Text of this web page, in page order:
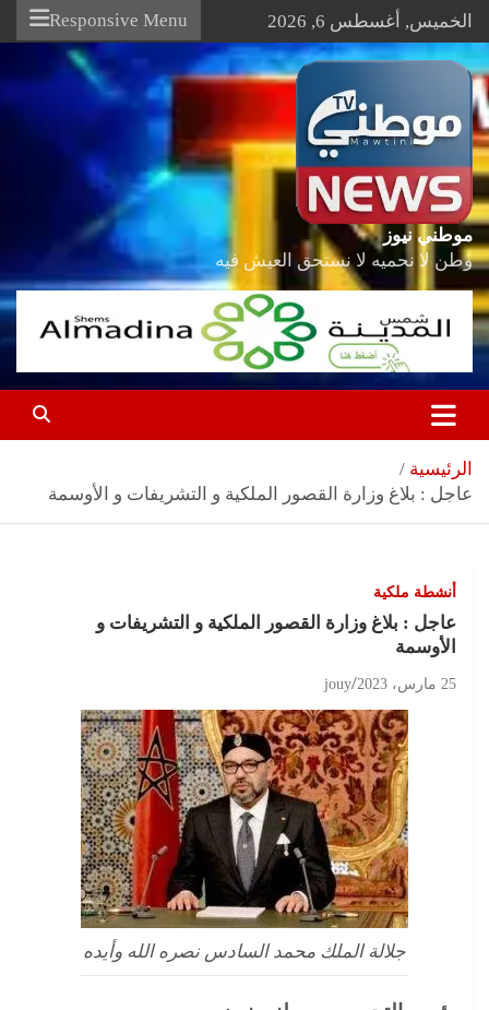
Skip
content
الخميس, أغسطس 6, 2026 Responsive Menu
موطني نيوز
وطن لا نحميه لا نستحق العيش فيه
الرئيسية
عاجل : بلاغ وزارة القصور الملكية و التشريفات و الأوسمة
أنشطة ملكية
عاجل : بلاغ وزارة القصور الملكية و التشريفات و
الأوسمة
25 مارس، 2023 jouy
جلالة الملك محمد السادس نصره الله وأيده